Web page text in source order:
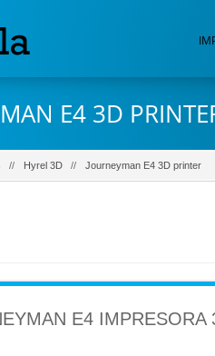
E4 3D
Hyrel 3D Journeyman E4 3D printer
E4 IMPRESORA